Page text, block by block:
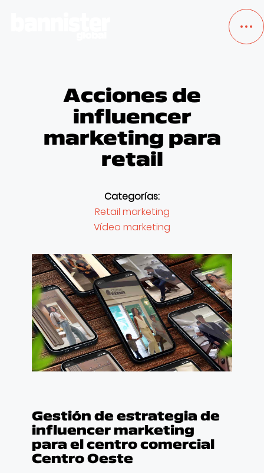
TRABAJOS
SERVICIOS
NOSOTROS
EMPLEO
CONTACTO
Acciones de
influencer
marketing para
retail
Categorías:
Retail marketing
Vídeo marketing
Gestión de estrategia de
influencer marketing
para el centro comercial
Centro Oeste